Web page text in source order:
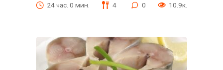
24 час. 0 мин. 4 0 10.9к.